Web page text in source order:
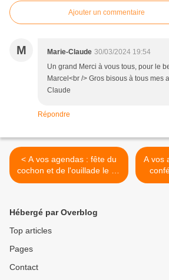
Ajouter un commentaire
M Marie-Claude 30/03/2024 19:54
Un grand Merci à vous tous, pour le
Marcel<br /> Gros bisous à tous mes
Claude
Répondre
< A vos agendas : fête du
cochon et de l'ouillade le 18
février au Soler
A vos
Hébergé par Overblog
Top articles
Pages
Contact